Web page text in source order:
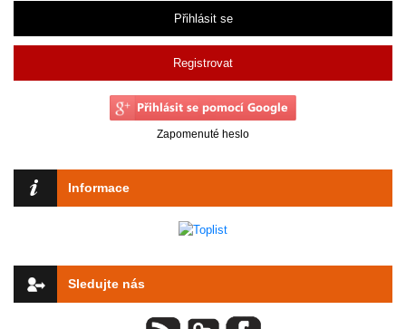
Přihlásit se
Registrovat
Zapomenuté heslo
Informace
Sledujte nás